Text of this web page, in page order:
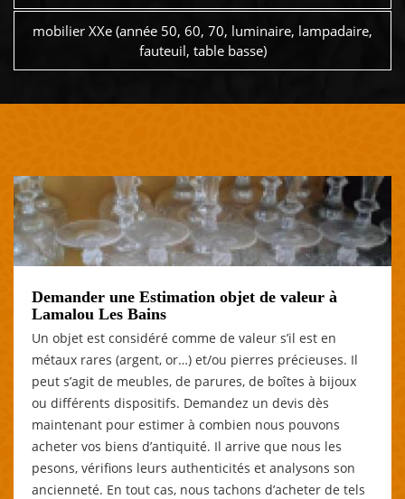
mobilier XXe (année 50, 60, 70, luminaire, lampadaire,
fauteuil, table basse)
Demander une Estimation objet de valeur à
Lamalou Les Bains
Un objet est considéré comme de valeur s’il est en
métaux rares (argent, or…) et/ou pierres précieuses. Il
peut s’agit de meubles, de parures, de boîtes à bijoux
ou différents dispositifs. Demandez un devis dès
maintenant pour estimer à combien nous pouvons
acheter vos biens d’antiquité. Il arrive que nous les
pesons, vérifions leurs authenticités et analysons son
ancienneté. En tout cas, nous tachons d’acheter de tels